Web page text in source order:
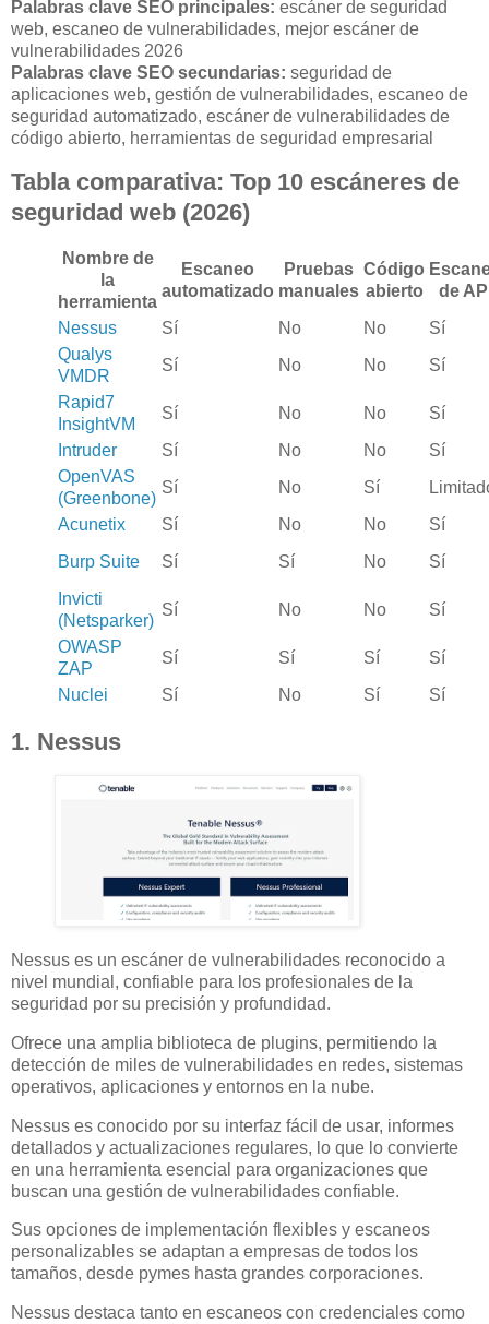
Palabras clave SEO principales: escáner de seguridad
web, escaneo de vulnerabilidades, mejor escáner de
vulnerabilidades 2026
Palabras clave SEO secundarias: seguridad de
aplicaciones web, gestión de vulnerabilidades, escaneo de
seguridad automatizado, escáner de vulnerabilidades de
código abierto, herramientas de seguridad empresarial
Tabla comparativa: Top 10 escáneres de
seguridad web (2026)
Nombre de
la
herramienta
Escaneo
automatizado
Pruebas
manuales
Código
abierto
de
Nessus
Sí No No
Sí
Qualys
VMDR
Sí No No
Sí
Rapid7
InsightVM
Sí No No
Sí
Intruder
Sí No No
Sí
OpenVAS
(Greenbone)
Sí No Sí
Acunetix
Sí No No
Sí
Burp Suite
Sí Sí No
Sí
Invicti
(Netsparker)
Sí No No
Sí
OWASP
ZAP
Sí Sí Sí
Sí
Nuclei
Sí No Sí Sí
1. Nessus
Nessus es un escáner de vulnerabilidades reconocido a
nivel mundial, confiable para los profesionales de la
seguridad por su precisión y profundidad.
Ofrece una amplia biblioteca de plugins, permitiendo la
detección de miles de vulnerabilidades en redes, sistemas
operativos, aplicaciones y entornos en la nube.
Nessus es conocido por su interfaz fácil de usar, informes
detallados y actualizaciones regulares, lo que lo convierte
en una herramienta esencial para organizaciones que
buscan una gestión de vulnerabilidades confiable.
Sus opciones de implementación flexibles y escaneos
personalizables se adaptan a empresas de todos los
tamaños, desde pymes hasta grandes corporaciones.
Nessus destaca tanto en escaneos con credenciales como